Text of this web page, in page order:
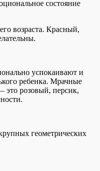
состояние
возраста. Красный,
успокаивают и
ребенка. Мрачные
это розовый, персик,
геометрических